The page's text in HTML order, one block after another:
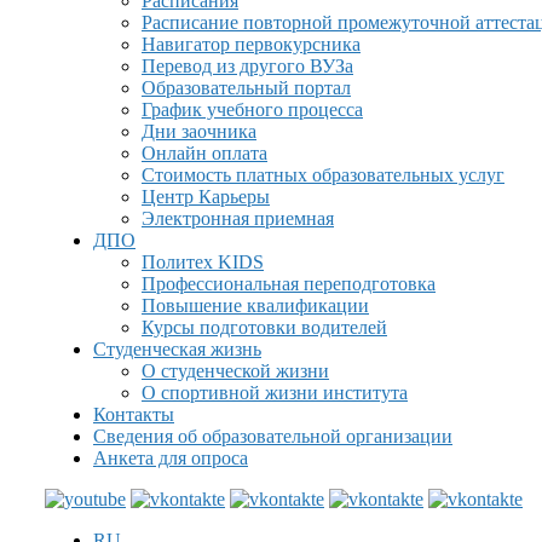
Расписание повторной промежуточной
Навигатор первокурсника
Перевод из другого ВУЗа
Образовательный портал
График учебного процесса
Дни заочника
Онлайн оплата
Стоимость платных образовательных услуг
Центр Карьеры
Электронная приемная
ДПО
Политех KIDS
Профессиональная переподготовка
Повышение квалификации
Курсы подготовки водителей
Студенческая жизнь
О студенческой жизни
О спортивной жизни института
Контакты
Сведения об образовательной организации
Анкета для опроса